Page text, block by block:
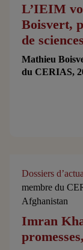
L’IEIM
Boisvert,
de
Mathieu
du CERIAS,
Dossiers
membre du
Afghanistan
Imran